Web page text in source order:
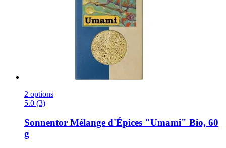
2 options
5.0 (3)
Sonnentor Mélange d'Épices "Umami" Bio, 60
g